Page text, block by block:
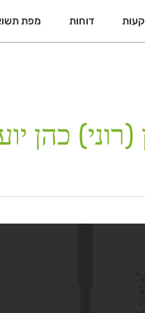
דוחות מפת
(רוני) כהן